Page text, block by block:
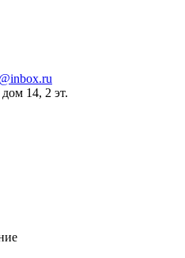
14, 2 эт.